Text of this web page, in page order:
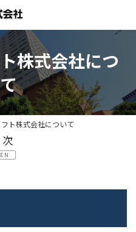
株式会社につ
ト株式会社について